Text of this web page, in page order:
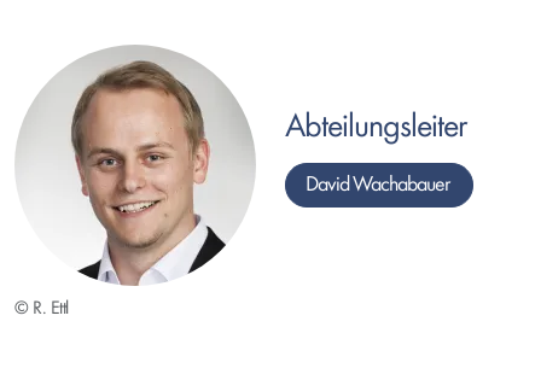
© R. Ettl
Abteilungsleiter
David Wachabauer